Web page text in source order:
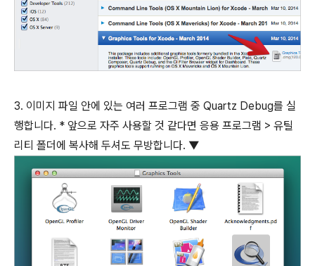
3. 이미지 파일 안에 있는 여러 프로그램 중 Quartz Debug를 실
행합니다. * 앞으로 자주 사용할 것 같다면 응용 프로그램 > 유틸
리티 폴더에 복사해 두셔도 무방합니다. ▼